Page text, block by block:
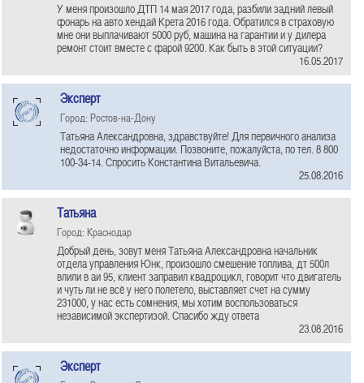
У меня произошло ДТП 14 мая 2017 года, разбили задний левый
фонарь на авто хендай Крета 2016 года. Обратился в страховую
мне они выплачивают 5000 руб, машина на гарантии и у дилера
ремонт стоит вместе с фарой 9200. Как быть в этой ситуации?
16.05.2017
Эксперт
Город: Ростов-на-Дону
Татьяна Александровна, здравствуйте! Для первичного анализа
недостаточно информации. Позвоните, пожалуйста, по тел. 8 800
100-34-14. Спросить Константина Витальевича.
25.08.2016
Татьяна
Город: Краснодар
Добрый день, зовут меня Татьяна Александровна начальник
отдела управления Юнк, произошло смешение топлива, дт 500л
влили в аи 95, клиент заправил квадроцикл, говорит что двигатель
и чуть ли не всё у него полетело, выставляет счет на сумму
231000, у нас есть сомнения, мы хотим воспользоваться
независимой экспертизой. Спасибо жду ответа
23.08.2016
Эксперт